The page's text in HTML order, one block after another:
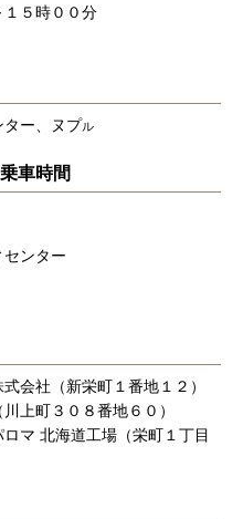
１５時００分
ー、ヌプル
車時間
ンター
会社（新栄町１番地１２）
上町３０８番地６０）
マ 北海道工場（栄町１丁目